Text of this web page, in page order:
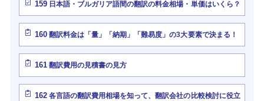
159 日本語・ブルガリア語間の翻訳の料金相場・単価はいくら？
160 翻訳料金は「量」「納期」「難易度」の3大要素で決まる！
161 翻訳費用の見積書の見方
162 各言語の翻訳費用相場を知って、翻訳会社の比較検討に役立